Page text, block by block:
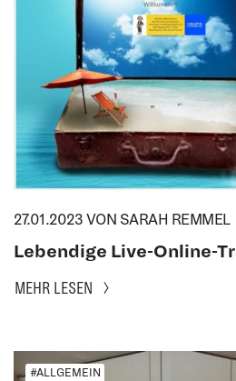
27.01.2023 VON SARAH REMMEL
Lebendige Live-Online-
MEHR LESEN
#ALLGEMEIN